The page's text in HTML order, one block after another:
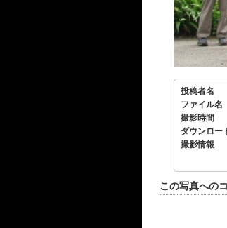
投稿者
ファイル
撮影時
ダウンロ
撮影情
この写真への